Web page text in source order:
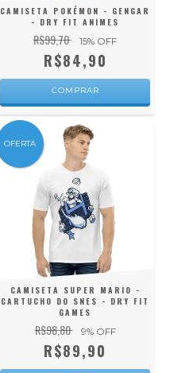
CAMISETA POKÉMON - GENGAR
- DRY FIT ANIMES
R$99,70 15% OFF
R$84,90
COMPRAR
OFERTA
CAMISETA SUPER MARIO -
CARTUCHO DO SNES - DRY FIT
GAMES
R$98,80 9% OFF
R$89,90